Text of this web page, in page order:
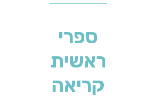
ספרי
ראשית
קריאה